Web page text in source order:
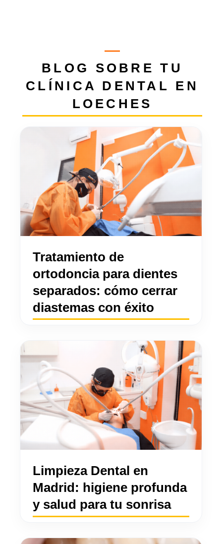
BLOG SOBRE TU
CLÍNICA DENTAL EN
LOECHES
Tratamiento de
ortodoncia para dientes
separados: cómo cerrar
diastemas con éxito
Limpieza Dental en
Madrid: higiene profunda
y salud para tu sonrisa